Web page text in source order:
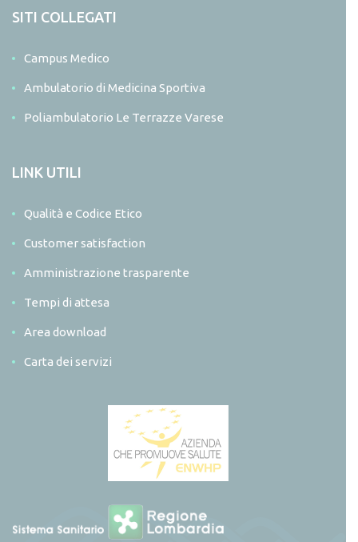
SITI COLLEGATI
Campus Medico
Ambulatorio di Medicina Sportiva
Poliambulatorio Le Terrazze Varese
LINK UTILI
Qualità e Codice Etico
Customer satisfaction
Amministrazione trasparente
Tempi di attesa
Area download
Carta dei servizi